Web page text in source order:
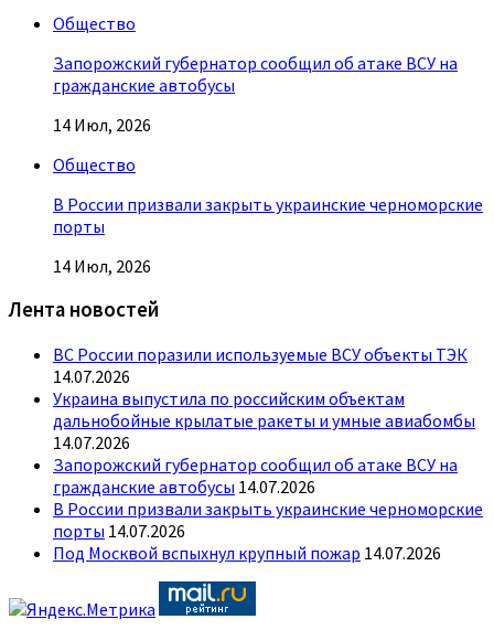
Общество
Запорожский губернатор сообщил об атаке ВСУ на
гражданские автобусы
14 Июл, 2026
Общество
В России призвали закрыть украинские черноморские
порты
14 Июл, 2026
Лента новостей
ВС России поразили используемые ВСУ объекты ТЭК
14.07.2026
Украина выпустила по российским объектам
дальнобойные крылатые ракеты и умные авиабомбы
14.07.2026
Запорожский губернатор сообщил об атаке ВСУ на
гражданские автобусы 14.07.2026
В России призвали закрыть украинские черноморские
порты 14.07.2026
Под Москвой вспыхнул крупный пожар 14.07.2026